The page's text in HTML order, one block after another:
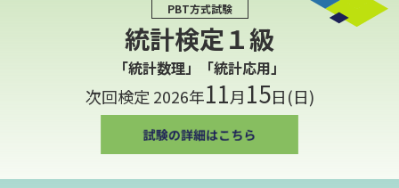
PBT方式試験
統計検定１級
「統計数理」「統計応用」
次回検定 2026年11月15日(日)